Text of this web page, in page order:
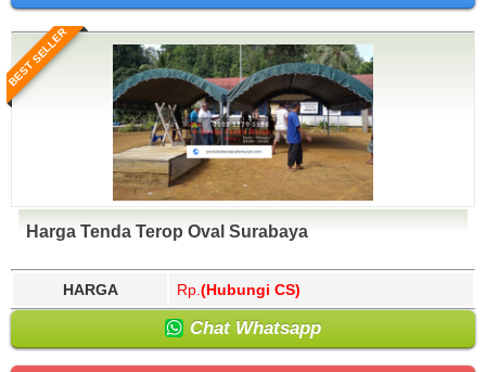
BEST SELLER
Harga Tenda Terop Oval Surabaya
HARGA Rp. (Hubungi CS)
Chat Whatsapp